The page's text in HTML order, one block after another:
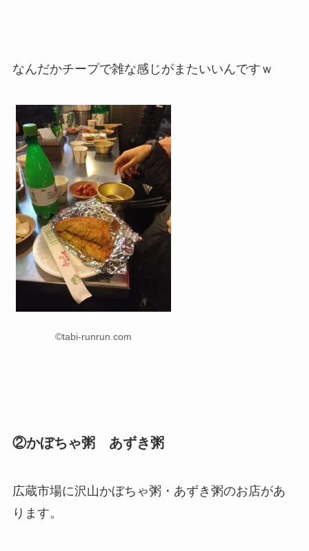
なんだかチープで雑な感じがまたいいんですｗ
©tabi-runrun.com
②かぼちゃ粥 あずき粥
広蔵市場に沢山かぼちゃ粥・あずき粥のお店があ
ります。